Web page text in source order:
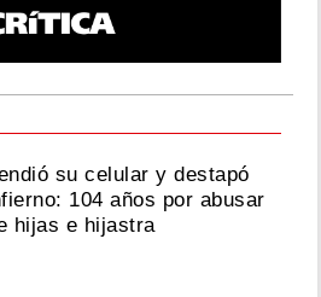
su celular y destapó
104 años por abusar
hijas e hijastra